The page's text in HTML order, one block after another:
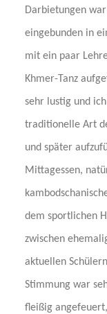
Darbietungen
eingebunden in
mit ein paar
Khmer-Tanz
sehr lustig und
traditionelle Art
und später
Mittagessen,
dem sportlichen
zwischen
aktuellen
Stimmung war
fleißig